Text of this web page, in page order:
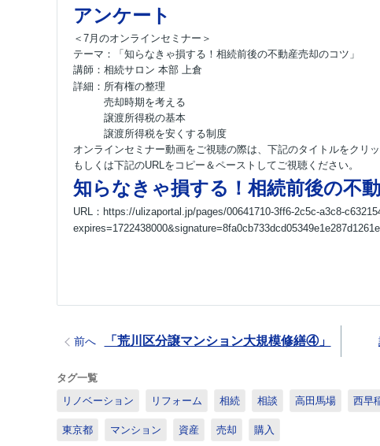
アンケート
＜7月のオンラインセミナー＞
テーマ：「知らなきゃ損する！相続前後の不動産売却のコツ」
講師：相続サロン 本部 上倉
詳細： 所有権の整理
売却時期を考える
譲渡所得税の基本
譲渡所得税を安くする制度
オンラインセミナー動画をご視聴の際は、下記のタイトルをクリッ
もしくは下記のURLをコピー＆ペーストしてご視聴ください。
知らなきゃ損する！相続前後の不
URL： https://ulizaportal.jp/pages/00641710-3ff6-2c5c-a3c8-
前へ 「荒川区分譲マンション大規模修繕④」
タグ一覧
リノベーション
リフォーム 相続 相談 高田馬場 西早
東京都 マンション 資産 売却 購入